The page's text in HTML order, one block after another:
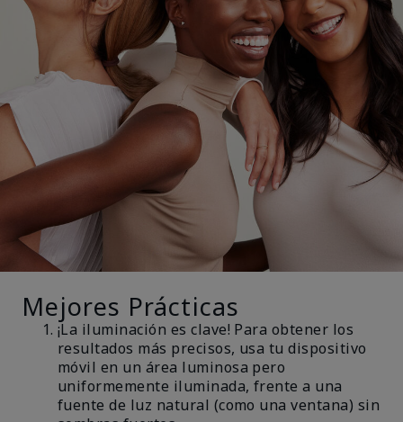
Mejores Prácticas
¡La iluminación es clave! Para obtener los
resultados más precisos, usa tu dispositivo
móvil en un área luminosa pero
uniformemente iluminada, frente a una
fuente de luz natural (como una ventana) sin